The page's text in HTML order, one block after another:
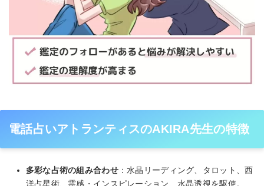
電話占いアトランティスのAKIRA先生の特徴
多彩な占術の組み合わせ：水晶リーディング、タロット、西
洋占星術、霊感・インスピレーション、水晶透視を駆使。